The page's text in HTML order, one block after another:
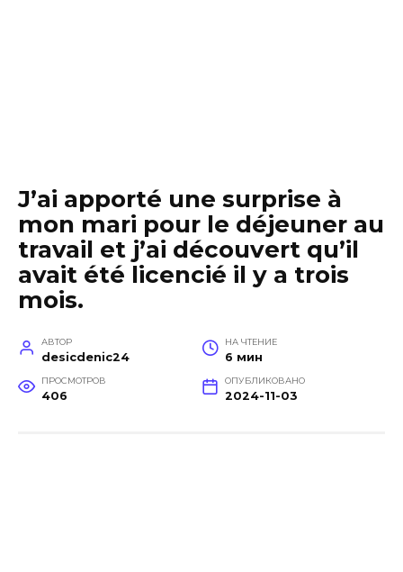
J’ai apporté une surprise à
mon mari pour le déjeuner au
travail et j’ai découvert qu’il
avait été licencié il y a trois
mois.
АВТОР
desicdenic24
НА ЧТЕНИЕ
6 мин
ПРОСМОТРОВ
406
ОПУБЛИКОВАНО
2024-11-03